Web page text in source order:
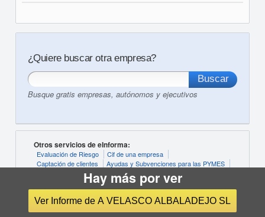
¿Quiere buscar otra empresa?
Busque gratis empresas, autónomos y ejecutivos
Otros servicios de eInforma:
Evaluación de Riesgo
Cif de una empresa
Captación de clientes
Ayudas y Subvenciones para las PYMES
Registro Aceptaciones Impagadas
Morosidad Particulares
BORME Cuentas Anuales
Hay más por ver
Ver Informe de A VELASCO ALBALADEJO SL